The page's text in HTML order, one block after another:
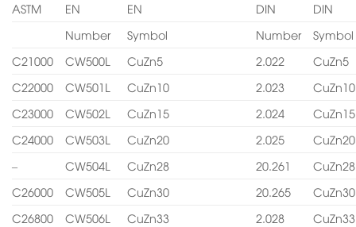
ASTM EN EN DIN
DIN
Number
Symbol Number
Symbol
C21000
CW500L CuZn5 2.022
CuZn5
C22000
CW501L CuZn10 2.023
CuZn10
C23000
CW502L CuZn15 2.024
CuZn15
C24000
CW503L CuZn20 2.025
CuZn20
–
CW504L CuZn28 20.261
CuZn28
C26000
CW505L CuZn30 20.265
CuZn30
C26800
CW506L CuZn33 2.028
CuZn33